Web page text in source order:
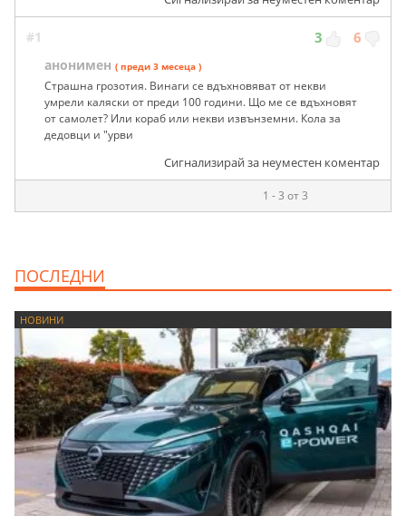
#1 3 6
анонимен ( преди 3 месеца )
Страшна грозотия. Винаги се вдъхновяват от некви
умрели каляски от преди 100 години. Що ме се вдъхновят
от самолет? Или кораб или некви извънземни. Кола за
дедовци и "урви
Сигнализирай за неуместен коментар
1 - 3 от 3
ПОСЛЕДНИ
НОВИНИ